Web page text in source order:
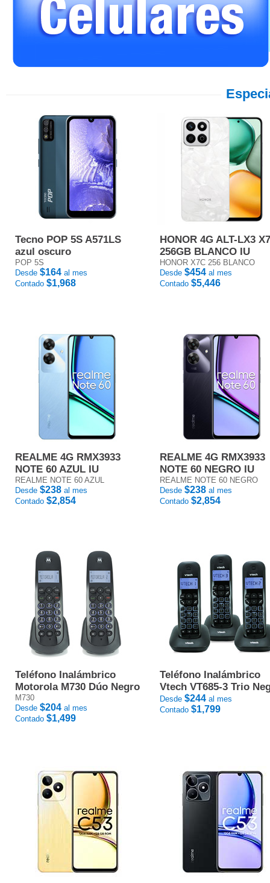
Tecno POP 5S A571LS
azul oscuro
POP 5S
Desde $164 al mes
Contado $1,968
HONOR 4G ALT-LX3
256GB BLANCO IU
HONOR X7C 256 BLANCO
Desde $454 al mes
Contado $5,446
REALME 4G RMX3933
NOTE 60 AZUL IU
REALME NOTE 60 AZUL
Desde $238 al mes
Contado $2,854
REALME 4G RMX3933
NOTE 60 NEGRO IU
REALME NOTE 60 NEGRO
Desde $238 al mes
Contado $2,854
Teléfono Inalámbrico
Motorola M730 Dúo Negro
M730
Desde $204 al mes
Contado $1,499
Teléfono Inalámbrico
Vtech VT685-3 Trio
Desde $244 al mes
Contado $1,799